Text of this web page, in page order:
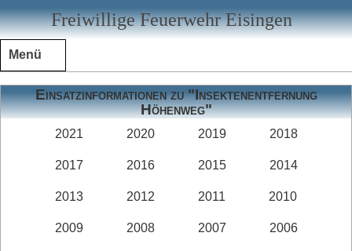
Freiwillige Feuerwehr Eisingen
Menü
Einsatzinformationen zu "Insektenentfernung
Höhenweg"
2021 2020 2019 2018
2017 2016 2015 2014
2013 2012 2011 2010
2009 2008 2007 2006